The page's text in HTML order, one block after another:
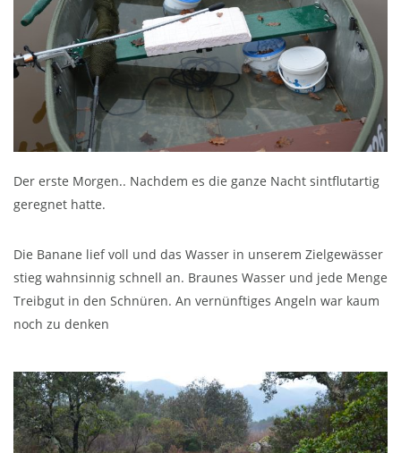
Der erste Morgen.. Nachdem es die ganze Nacht sintflutartig
geregnet hatte.
Die Banane lief voll und das Wasser in unserem Zielgewässer
stieg wahnsinnig schnell an. Braunes Wasser und jede Menge
Treibgut in den Schnüren. An vernünftiges Angeln war kaum
noch zu denken